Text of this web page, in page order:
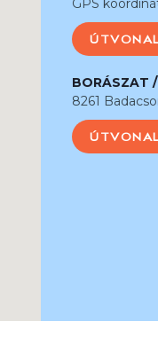
GPS
BORÁSZAT
8261